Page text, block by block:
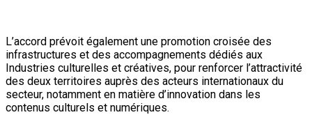
L’accord prévoit également une promotion croisée des
infrastructures et des accompagnements dédiés aux
Industries culturelles et créatives, pour renforcer l’attractivité
des deux territoires auprès des acteurs internationaux du
secteur, notamment en matière d’innovation dans les
contenus culturels et numériques.